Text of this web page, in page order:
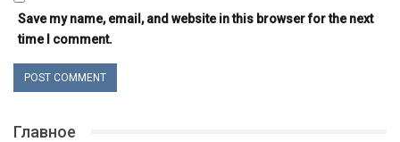
Save my name, email, and website in this browser for the next
time I comment.
Главное